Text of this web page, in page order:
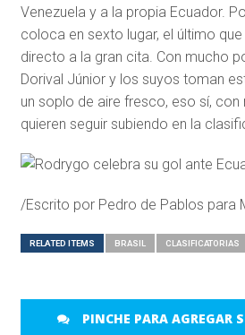
Venezuela y a la propia Ecuador.
coloca en sexto lugar, el último
directo a la gran cita. Con mucho
Dorival Júnior y los suyos toman
un soplo de aire fresco, eso sí,
quieren seguir subiendo en la
/Escrito por Pedro de Pablos para
RELATED ITEMS BRASIL CLASIFICATORIAS
PINCHE PARA AGREGAR